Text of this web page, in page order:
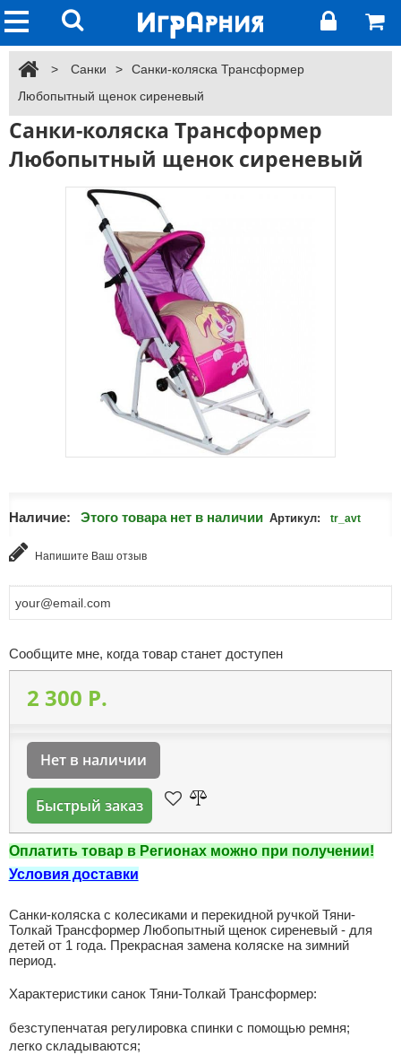
> Санки >
Санки-коляска Трансформер
Любопытный щенок сиреневый
Санки-коляска Трансформер
Любопытный щенок сиреневый
Наличие: Этого товара нет в наличии Артикул: tr_avt
Напишите Ваш отзыв
Сообщите мне, когда товар станет доступен
2 300 P.
Нет в наличии
Быстрый заказ
Оплатить товар в Регионах можно при получении!
Условия доставки
Санки-коляска с колесиками и перекидной ручкой Тяни-
Толкай Трансформер Любопытный щенок сиреневый - для
детей от 1 года. Прекрасная замена коляске на зимний
период.
Характеристики санок Тяни-Толкай Трансформер:
безступенчатая регулировка спинки с помощью ремня;
легко складываются;